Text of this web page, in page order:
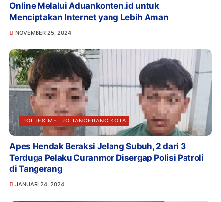
Online Melalui Aduankonten.id untuk
Menciptakan Internet yang Lebih Aman
NOVEMBER 25, 2024
POLRES METRO TANGERANG KOTA
Apes Hendak Beraksi Jelang Subuh, 2 dari 3
Terduga Pelaku Curanmor Disergap Polisi Patroli
di Tangerang
JANUARI 24, 2024